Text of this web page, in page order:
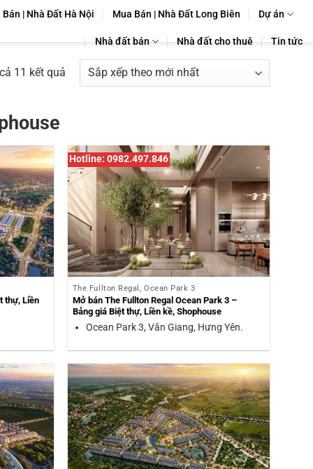
Bán | Nhà Đất Hà Nội Mua Bán | Nhà Đất Long Biên Dự án
Nhà đất bán Nhà đất cho thuê Tin tức
11 kết quảĐã
sắp
nhất
thự, Liền
Hotline: 0982.497.846
The Fullton Regal, Ocean Park 3
Mở bán The Fullton Regal Ocean Park 3 –
Bảng giá Biệt thự, Liền kề, Shophouse
Ocean Park 3, Văn Giang, Hưng Yên.